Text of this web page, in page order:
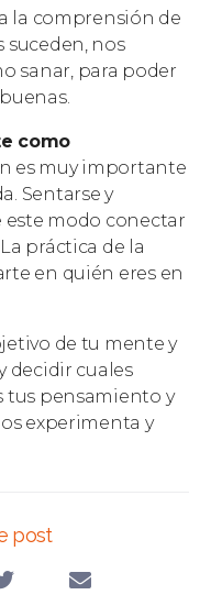
la comprensión de
suceden, nos
sanar, para poder
como
es muy importante
Sentarse y
modo conectar
práctica de la
en quién eres en
de tu mente y
decidir cuales
tus pensamiento y
experimenta y
post